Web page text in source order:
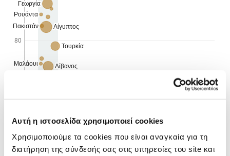
Αυτή η ιστοσελίδα χρησιμοποιεί cookies
Χρησιμοποιούμε τα cookies που είναι αναγκαία για τη
διατήρηση της σύνδεσής σας στις υπηρεσίες του site και